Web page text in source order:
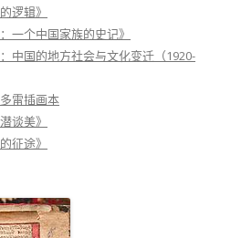
逻辑》
一个中国家族的史记》
中国的地方社会与文化变迁（1920-
雷插画本
谈美》
征途》